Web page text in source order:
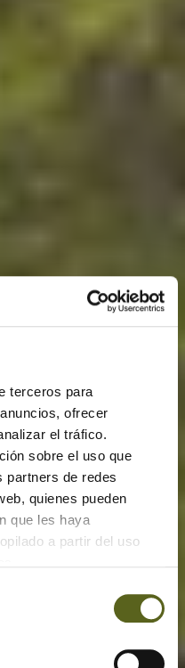
terceros para
ofrecer
el tráfico.
sobre el uso que
partners de redes
quienes pueden
que les haya
a partir del uso